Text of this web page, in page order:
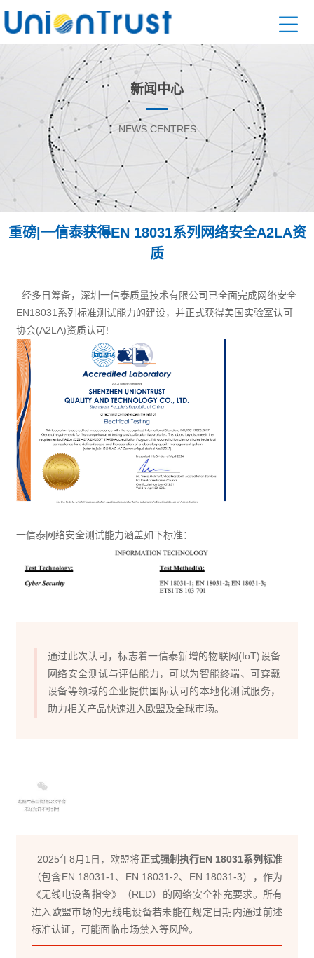
新闻中心
NEWS CENTRES
重磅|一信泰获得EN 18031系列网络安全A2LA资
质
经多日筹备，深圳一信泰质量技术有限公司已全面完成网络安全
EN18031系列标准测试能力的建设，并正式获得美国实验室认可
协会(A2LA)资质认可!
一信泰网络安全测试能力涵盖如下标准：
通过此次认可，标志着一信泰新增的物联网(IoT)设备
网络安全测试与评估能力，可以为智能终端、可穿戴
设备等领域的企业提供国际认可的本地化测试服务，
助力相关产品快速进入欧盟及全球市场。
2025年8月1日，欧盟将正式强制执行EN 18031系列标准
（包含EN 18031-1、EN 18031-2、EN 18031-3），作为
《无线电设备指令》（RED）的网络安全补充要求。所有
进入欧盟市场的无线电设备若未能在规定日期内通过前述
标准认证，可能面临市场禁入等风险。